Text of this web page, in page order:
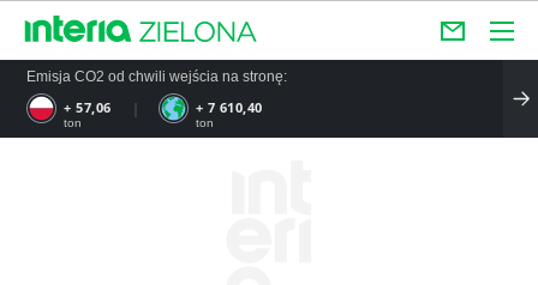
Emisja CO2 od chwili wejścia na stronę:
+ 57,06
ton
+ 7 610,40
ton